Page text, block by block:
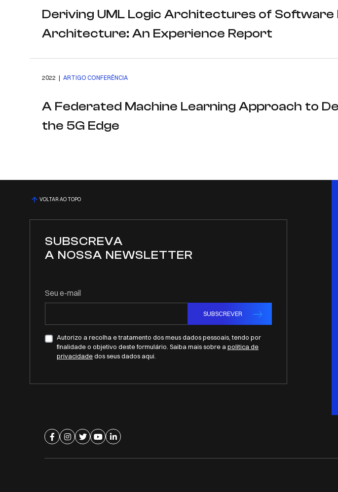
Deriving UML Logic Architectures of
Architecture: An Experience Report
2022 | ARTIGO CONFERÊNCIA
A Federated Machine Learning Approach to
the 5G Edge
VOLTAR AO TOPO
SUBSCREVA
A NOSSA NEWSLETTER
Seu e-mail
SUBSCREVER
Autorizo a recolha e tratamento dos meus dados pessoais, tendo por
finalidade o objetivo deste formulário. Saiba mais sobre a politica de
privacidadedos seus dados aqui.
Ir para página de facebook
Ir para página de instagram
Ir para página de twitter
Ir para página de youtube
Ir para página de linkedin